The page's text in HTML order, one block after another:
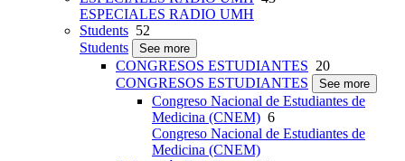
ESPECIALES RADIO UMH
Students 52
Students
See more
CONGRESOS ESTUDIANTES 20
CONGRESOS ESTUDIANTES
See more
Congreso Nacional de Estudiantes de
Medicina (CNEM) 6
Congreso Nacional de Estudiantes de
Medicina (CNEM)